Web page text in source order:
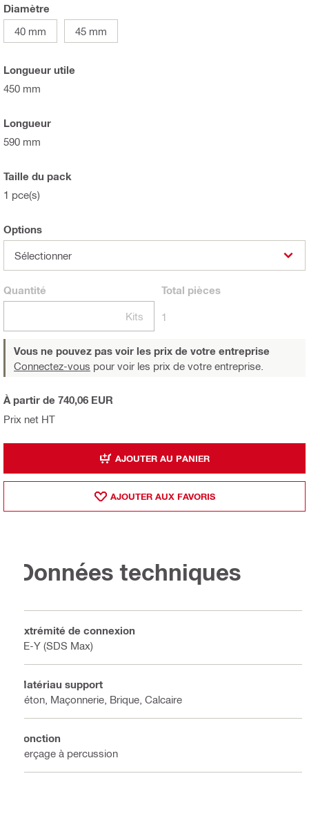
Diamètre
40 mm
45 mm
Longueur utile
450 mm
Longueur
590 mm
Taille du pack
1 pce(s)
Options
Sélectionner
Quantité
Kits
Total pièces
1
Vous ne pouvez pas voir les prix de votre entreprise
Connectez-vous pour voir les prix de votre entreprise.
Prix net HT
À partir de 740,06 EUR
AJOUTER AU PANIER
AJOUTER AUX FAVORIS
Données techniques
Extrémité de connexion
TE-Y (SDS Max)
Matériau support
Béton, Maçonnerie, Brique, Calcaire
Fonction
Perçage à percussion